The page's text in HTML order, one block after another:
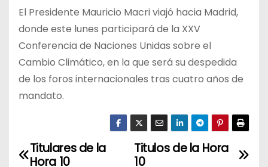
El Presidente Mauricio Macri viajó hacia Madrid,
donde este lunes participará de la XXV
Conferencia de Naciones Unidas sobre el
Cambio Climático, en la que será su despedida
de los foros internacionales tras cuatro años de
mandato.
N
Titulos de la Hora
10
Titulares de la
Hora 10